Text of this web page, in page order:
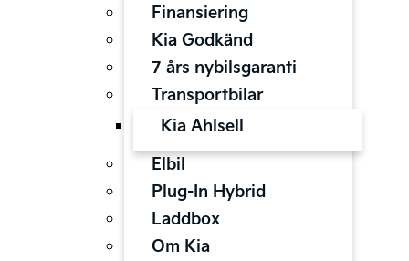
Finansiering
Kia Godkänd
7 års nybilsgaranti
Transportbilar
Kia Ahlsell
Elbil
Plug-In Hybrid
Laddbox
Om Kia